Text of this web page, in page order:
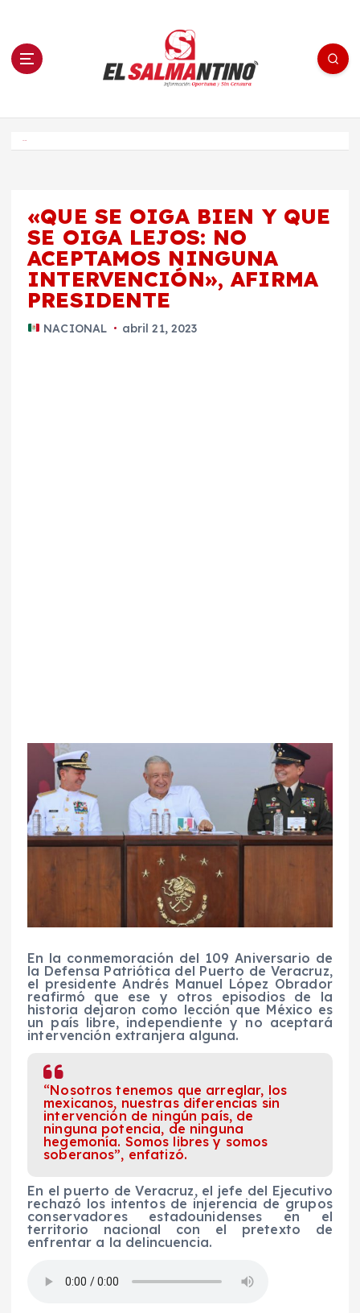
n El Salmantino - medios/noticias/editorial
«QUE SE OIGA BIEN Y QUE
SE OIGA LEJOS: NO
ACEPTAMOS NINGUNA
INTERVENCIÓN», AFIRMA
PRESIDENTE
NACIONAL abril 21, 2023
En la conmemoración del 109 Aniversario de
la Defensa Patriótica del Puerto de Veracruz,
el presidente Andrés Manuel López Obrador
reafirmó que ese y otros episodios de la
historia dejaron como lección que México es
un país libre, independiente y no aceptará
intervención extranjera alguna.
“Nosotros tenemos que arreglar, los
mexicanos, nuestras diferencias sin
intervención de ningún país, de
ninguna potencia, de ninguna
hegemonía. Somos libres y somos
soberanos”, enfatizó.
En el puerto de Veracruz, el jefe del Ejecutivo
rechazó los intentos de injerencia de grupos
conservadores estadounidenses en el
territorio nacional con el pretexto de
enfrentar a la delincuencia.